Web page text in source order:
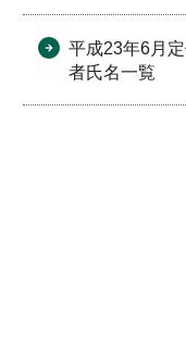
平成23年6月
者氏名一覧